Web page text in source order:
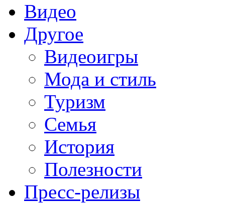
Видео
Другое
Видеоигры
Мода и стиль
Туризм
Семья
История
Полезности
Пресс-релизы